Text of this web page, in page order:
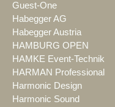
Guest-One
Habegger AG
Habegger Austria
HAMBURG OPEN
HAMKE Event-Technik
HARMAN Professional
Harmonic Design
Harmonic Sound